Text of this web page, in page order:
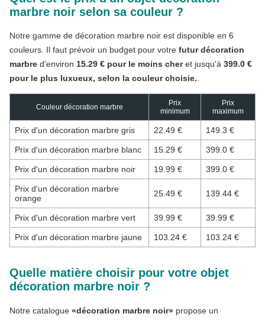
marbre noir selon sa couleur ?
Notre gamme de décoration marbre noir est disponible en 6
couleurs. Il faut prévoir un budget pour votre futur décoration
marbre d'environ 15.29 € pour le moins cheret jusqu'à 399.0 €
pour le plus luxueux, selon la couleur choisie.
Couleur décoration marbre
Prix
minimum
Prix
maximum
Prix d'un décoration marbre gris 22.49 € 149.3 €
Prix d'un décoration marbre blanc 15.29 € 399.0 €
Prix d'un décoration marbre noir 19.99 € 399.0 €
Prix d'un décoration marbre
orange
25.49 € 139.44 €
Prix d'un décoration marbre vert 39.99 € 39.99 €
Prix d'un décoration marbre jaune 103.24 € 103.24 €
Quelle matière choisir pour votre objet
décoration marbre noir ?
Notre catalogue «décoration marbre noir» propose un